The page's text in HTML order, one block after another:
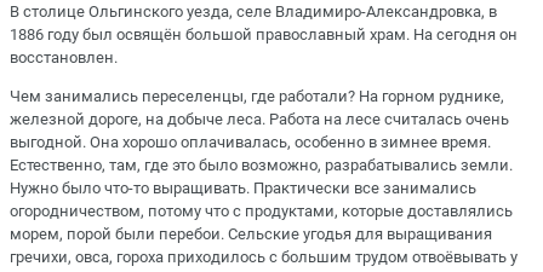
В столице Ольгинского уезда, селе Владимиро-Александровка, в
1886 году был освящён большой православный храм. На сегодня он
восстановлен.
Чем занимались переселенцы, где работали? На горном руднике,
железной дороге, на добыче леса. Работа на лесе считалась очень
выгодной. Она хорошо оплачивалась, особенно в зимнее время.
Естественно, там, где это было возможно, разрабатывались земли.
Нужно было что-то выращивать. Практически все занимались
огородничеством, потому что с продуктами, которые доставлялись
морем, порой были перебои. Сельские угодья для выращивания
гречихи, овса, гороха приходилось с большим трудом отвоёвывать у